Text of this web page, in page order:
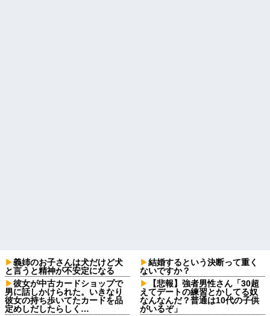
義姉のお子さんは犬だけど犬
と言うと精神が不安定になる
彼女が中古カードショップで
男に話しかけられた。いきなり
彼女の持ち歩いてたカードを品
定めしだしたらしく…
結婚するという決断って重く
ないですか？
【悲報】強者男性さん「30超
えてデートの練習とかしてる奴
なんなんだ？普通は10代の子供
がいるぞ」